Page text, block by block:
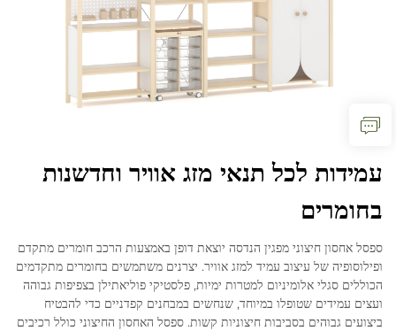
עמידות לכל תנאי מזג אוויר וחדשנות
בחומרים
ספסל אחסון חיצוני מפגין הנדסה יוצאת דופן באמצעות הרכב חומרים מתקדם
ופילוסופיה של עיצוב עמיד למזג אוויר. יצרנים משתמשים בחומרים מתקדמים
הכוללים סגלי אלומיניום למטרות ימיות, פלסטיקי פוליאתילן בצפיפות גבוהה
ועצים עמידים שטופלו במיוחד, שנחשים במבחנים קפדניים כדי להבטיח
ביצועים גבוהים בסביבות חיצוניות קשות. ספסל האחסון החיצוני כולל רכיבים